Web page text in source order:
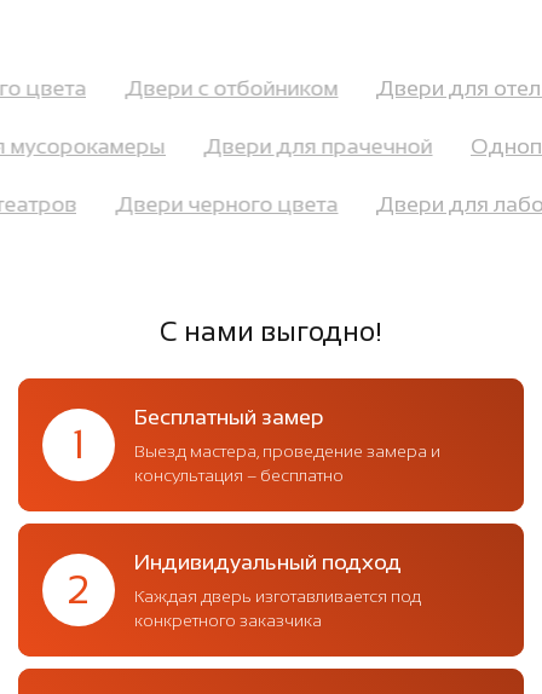
цвета Двери с отбойником Двери для
Двери для прачечной
Двери черного цвета Двери для
С нами выгодно!
1
Бесплатный замер
Выезд мастера, проведение замера и
консультация – бесплатно
2
Индивидуальный подход
Каждая дверь изготавливается под
конкретного заказчика